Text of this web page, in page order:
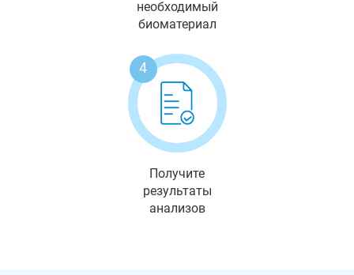
необходимый
биоматериал
4
Получите
результаты
анализов